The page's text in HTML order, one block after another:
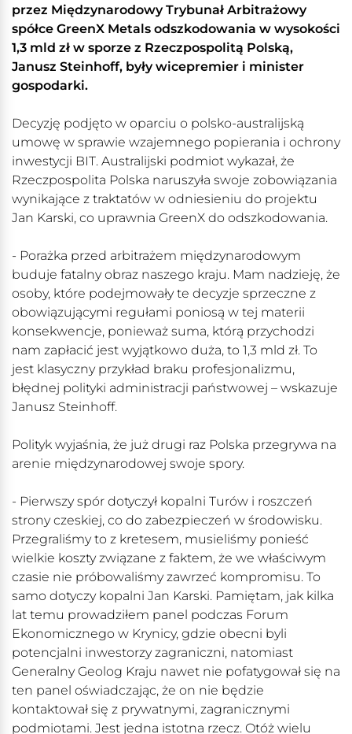
przez Międzynarodowy Trybunał Arbitrażowy
spółce GreenX Metals odszkodowania w wysokości
1,3 mld zł w sporze z Rzeczpospolitą Polską,
Janusz Steinhoff, były wicepremier i minister
gospodarki.
Decyzję podjęto w oparciu o polsko-australijską
umowę w sprawie wzajemnego popierania i ochrony
inwestycji BIT. Australijski podmiot wykazał, że
Rzeczpospolita Polska naruszyła swoje zobowiązania
wynikające z traktatów w odniesieniu do projektu
Jan Karski, co uprawnia GreenX do odszkodowania.
- Porażka przed arbitrażem międzynarodowym
buduje fatalny obraz naszego kraju. Mam nadzieję, że
osoby, które podejmowały te decyzje sprzeczne z
obowiązującymi regułami poniosą w tej materii
konsekwencje, ponieważ suma, którą przychodzi
nam zapłacić jest wyjątkowo duża, to 1,3 mld zł. To
jest klasyczny przykład braku profesjonalizmu,
błędnej polityki administracji państwowej – wskazuje
Janusz Steinhoff.
Polityk wyjaśnia, że już drugi raz Polska przegrywa na
arenie międzynarodowej swoje spory.
- Pierwszy spór dotyczył kopalni Turów i roszczeń
strony czeskiej, co do zabezpieczeń w środowisku.
Przegraliśmy to z kretesem, musieliśmy ponieść
wielkie koszty związane z faktem, że we właściwym
czasie nie próbowaliśmy zawrzeć kompromisu. To
samo dotyczy kopalni Jan Karski. Pamiętam, jak kilka
lat temu prowadziłem panel podczas Forum
Ekonomicznego w Krynicy, gdzie obecni byli
potencjalni inwestorzy zagraniczni, natomiast
Generalny Geolog Kraju nawet nie pofatygował się na
ten panel oświadczając, że on nie będzie
kontaktował się z prywatnymi, zagranicznymi
podmiotami. Jest jedna istotna rzecz. Otóż wielu